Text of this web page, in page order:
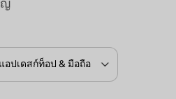
ญ
แอปเดสก์ท็อป & มือถือ